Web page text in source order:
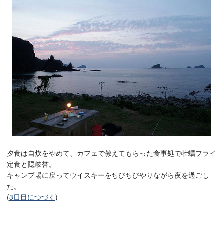
夕食は自炊をやめて、カフェで教えてもらった食事処で牡蠣フライ
定食と隠岐誉。
キャンプ場に戻ってウイスキーをちびちびやりながら夜を過ごし
た。
(3日目につづく )